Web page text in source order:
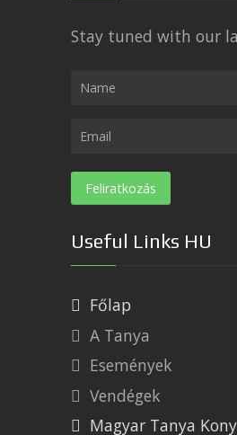
Stay tuned with our
Useful Links HU
Főlap
A Tanya
Események
Vendégek
Magyar Tanya